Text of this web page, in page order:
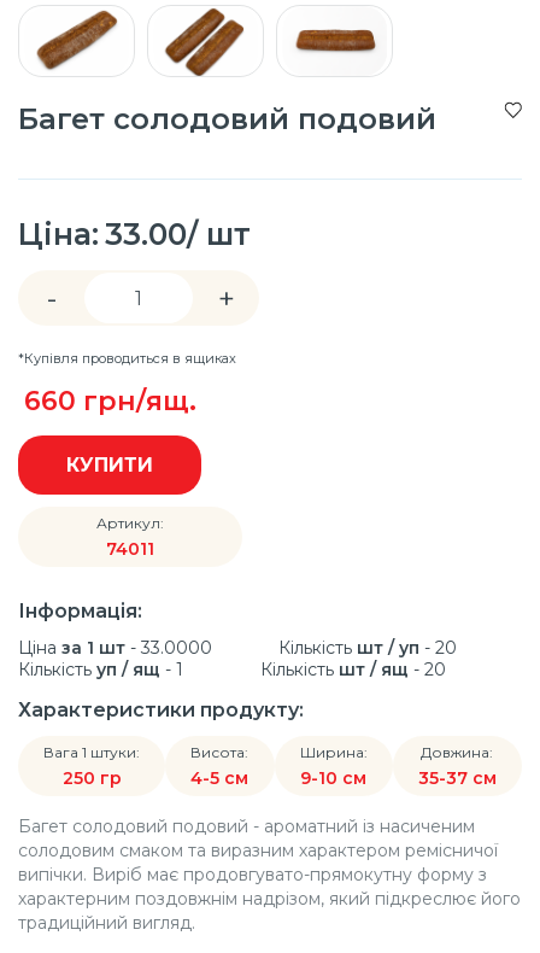
Багет солодовий подовий
Ціна: 33.00/ шт
- +
*Купівля проводиться в ящиках
660 грн/ящ.
КУПИТИ
Артикул:
74011
Інформація:
Ціна за 1 шт - 33.0000 Кількість шт / уп - 20
Кількість уп / ящ - 1 Кількість шт / ящ - 20
Характеристики продукту:
Вага 1 штуки:
250 гр
Висота:
4-5 см
Ширина:
9-10 см
Довжина:
35-37 см
Багет солодовий подовий - ароматний із насиченим
солодовим смаком та виразним характером ремісничої
випічки. Виріб має продовгувато-прямокутну форму з
характерним поздовжнім надрізом, який підкреслює його
традиційний вигляд.